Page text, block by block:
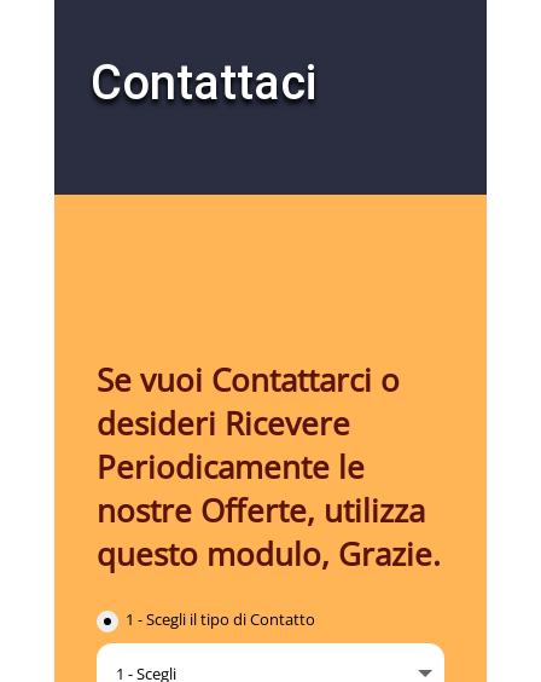
Contattaci
Se vuoi Contattarci o
desideri Ricevere
Periodicamente le
nostre Offerte, utilizza
questo modulo, Grazie.
1 - Scegli il tipo di Contatto